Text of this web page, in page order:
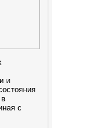
и
с